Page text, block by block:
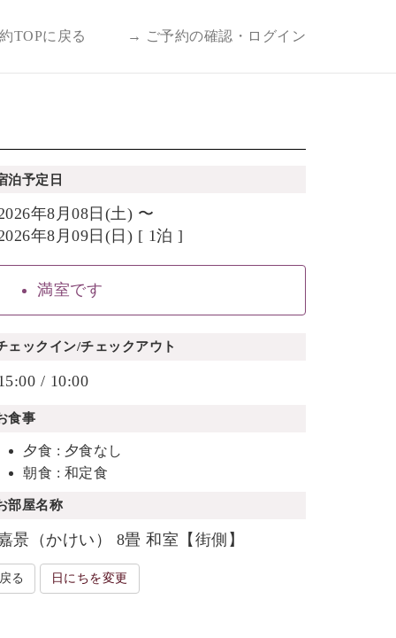
TOPに戻る → ご予約の確認・ログイン
泊予定日
年8月08日(土) 〜
年8月09日(日) [ 1泊 ]
満室です
ェックイン/チェックアウト
/ 10:00
食事
夕食 : 夕食なし
朝食 : 和定食
部屋名称
景（かけい） 8畳 和室【街側】
戻る 日にちを変更